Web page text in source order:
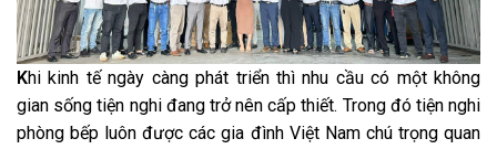
Khi kinh tế ngày càng phát triển thì nhu cầu có một không
gian sống tiện nghi đang trở nên cấp thiết. Trong đó tiện nghi
phòng bếp luôn được các gia đình Việt Nam chú trọng quan